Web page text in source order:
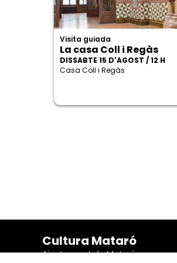
Visita guiada
La casa Coll i Regàs
DISSABTE 15 D'AGOST / 12 H
Casa Coll i Regàs
Cultura Mataró
Ajuntament de Mataró